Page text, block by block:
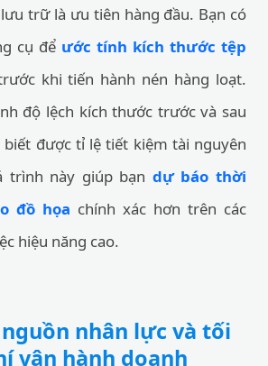
trữ là ưu tiên hàng đầu. Bạn có
cụ để ước tính kích thước tệp
khi tiến hành nén hàng loạt.
độ lệch kích thước trước và sau
biết được tỉ lệ tiết kiệm tài nguyên
trình này giúp bạn dự báo thời
đồ họa chính xác hơn trên các
hiệu năng cao.
nhân lực và tối
vận hành doanh